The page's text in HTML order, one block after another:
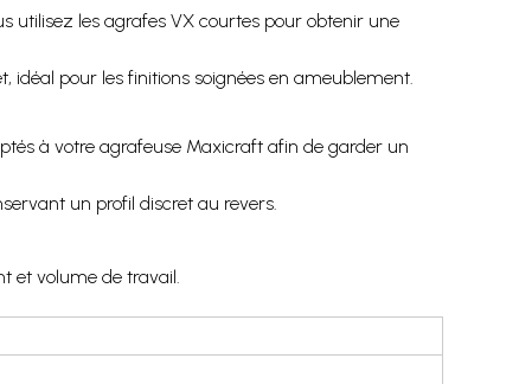
utilisez les agrafes VX courtes pour obtenir une
pour les finitions soignées en ameublement.
à votre agrafeuse Maxicraft afin de garder un
un profil discret au revers.
et volume de travail.